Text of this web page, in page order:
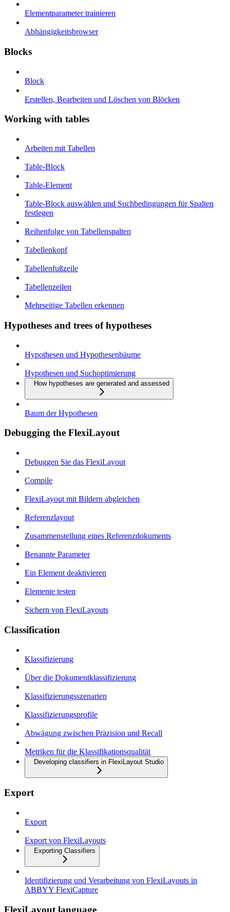
Elementparameter trainieren
Abhängigkeitsbrowser
Blocks
Block
Erstellen, Bearbeiten und Löschen von Blöcken
Working with tables
Arbeiten mit Tabellen
Table-Block
Table-Element
Table-Block auswählen und Suchbedingungen für Spalten
festlegen
Reihenfolge von Tabellenspalten
Tabellenkopf
Tabellenfußzeile
Tabellenzeilen
Mehrseitige Tabellen erkennen
Hypotheses and trees of hypotheses
Hypothesen und Hypothesenbäume
Hypothesen und Suchoptimierung
How hypotheses are generated and assessed
Baum der Hypothesen
Debugging the FlexiLayout
Debuggen Sie das FlexiLayout
Compile
FlexiLayout mit Bildern abgleichen
Referenzlayout
Zusammenstellung eines Referenzdokuments
Benannte Parameter
Ein Element deaktivieren
Elemente testen
Sichern von FlexiLayouts
Classification
Klassifizierung
Über die Dokumentklassifizierung
Klassifizierungsszenarien
Klassifizierungsprofile
Abwägung zwischen Präzision und Recall
Metriken für die Klassifikationsqualität
Developing classifiers in FlexiLayout Studio
Export
Export
Export von FlexiLayouts
Exporting Classifiers
Identifizierung und Verarbeitung von FlexiLayouts in
ABBYY FlexiCapture
FlexiLayout language